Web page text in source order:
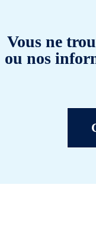
Vous ne
ou nos